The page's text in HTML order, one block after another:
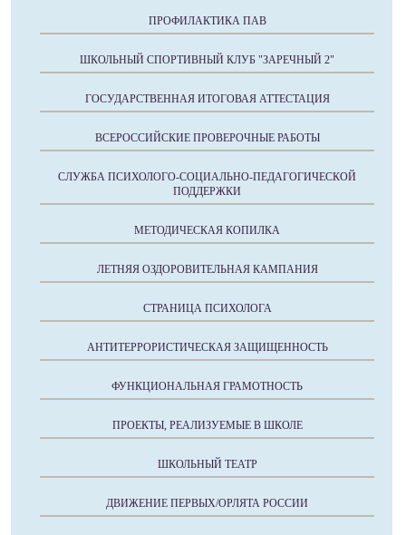
ПРОФИЛАКТИКА ПАВ
ШКОЛЬНЫЙ СПОРТИВНЫЙ КЛУБ "ЗАРЕЧНЫЙ 2"
ГОСУДАРСТВЕННАЯ ИТОГОВАЯ АТТЕСТАЦИЯ
ВСЕРОССИЙСКИЕ ПРОВЕРОЧНЫЕ РАБОТЫ
СЛУЖБА ПСИХОЛОГО-СОЦИАЛЬНО-ПЕДАГОГИЧЕСКОЙ
ПОДДЕРЖКИ
МЕТОДИЧЕСКАЯ КОПИЛКА
ЛЕТНЯЯ ОЗДОРОВИТЕЛЬНАЯ КАМПАНИЯ
СТРАНИЦА ПСИХОЛОГА
АНТИТЕРРОРИСТИЧЕСКАЯ ЗАЩИЩЕННОСТЬ
ФУНКЦИОНАЛЬНАЯ ГРАМОТНОСТЬ
ПРОЕКТЫ, РЕАЛИЗУЕМЫЕ В ШКОЛЕ
ШКОЛЬНЫЙ ТЕАТР
ДВИЖЕНИЕ ПЕРВЫХ/ОРЛЯТА РОССИИ